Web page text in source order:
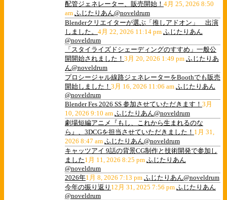
配管ジェネレーター、販売開始！ 4月 25, 2026 8:50
am ふじたりあん@noveldrum
Blenderクリエイターが選ぶ「推しアドオン」 出演
しました。 4月 22, 2026 11:14 pm ふじたりあん
@noveldrum
「スタイライズドシェーディングのすすめ」一般公
開開始されました！ 3月 20, 2026 1:49 pm ふじたりあ
ん@noveldrum
プロシージャル線路ジェネレーターをBoothでも販売
開始しました！ 3月 16, 2026 11:06 am ふじたりあん
@noveldrum
Blender Fes 2026 SS 参加させていただきます！ 3月
10, 2026 9:10 am ふじたりあん@noveldrum
劇場短編アニメ『もし、これから生まれるのな
ら』、3DCGを担当させていただきました！ 1月 31,
2026 8:47 am ふじたりあん@noveldrum
キャッツアイ 9話の背景CG制作と技術開発で参加し
ました1月 11, 2026 8:25 pm ふじたりあん
@noveldrum
2026年1月 8, 2026 7:13 pm ふじたりあん@noveldrum
今年の振り返り 12月 31, 2025 7:56 pm ふじたりあん
@noveldrum